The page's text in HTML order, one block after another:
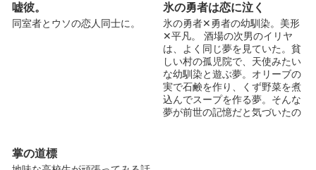
を持ってお前の存在をこの世か
ら消す！わかったら3回まわっ
頭に、 (
嘘彼。
同室者とウソの恋人同士に。
氷の勇者は恋に泣く
氷の勇者✕勇者の幼馴染。美形
✕平凡。 酒場の次男のイリヤ
は、よく同じ夢を見ていた。貧
しい村の孤児院で、天使みたい
な幼馴染と遊ぶ夢。オリーブの
実で石鹸を作り、くず野菜を煮
込んでスープを作る夢。そんな
夢が前世の記憶だと気づいたの
掌の道標